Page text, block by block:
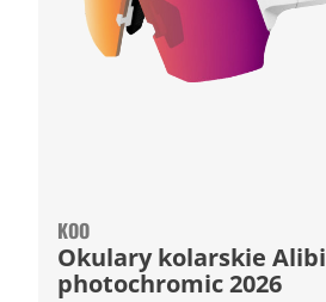
KOO
Okulary kolarskie Alibi
photochromic 2026